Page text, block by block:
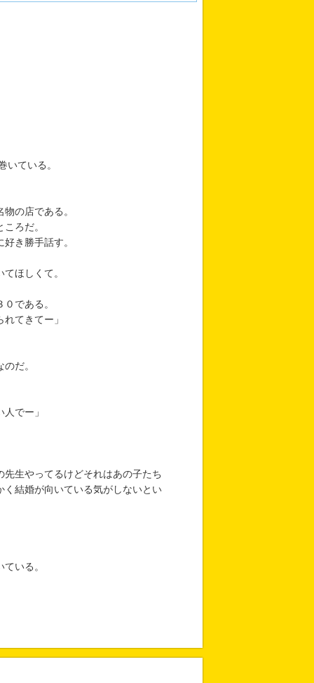
いている。
の店である。
ろだ。
き勝手話す。
ほしくて。
である。
てきてー」
だ。
でー」
先生やってるけどそれはあの子たち
結婚が向いている気がしないとい
いる。